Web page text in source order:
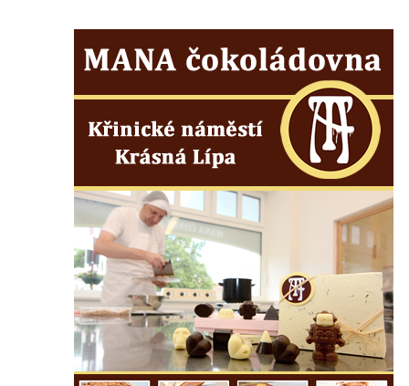
Socha Mladý slon v ZOO Leipzig
v ZOO Dresden
Socha krokodýla v ZOO Dresden
Socha slona v ZOO Dresden
Socha Faun s medvíďaty v ZOO Dresden
Socha divokého prasete před vstupem do
ZOO Dresden
Socha světce severně od Lužce nad
Vltavou
Pamětní kámen revitalizace Vltavy Vraňany
– Hořín u Lužce nad Vltavou